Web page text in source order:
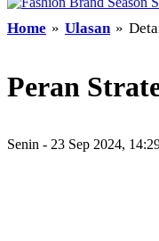
Home » Ulasan »
Peran
Senin - 23 Sep 2024,